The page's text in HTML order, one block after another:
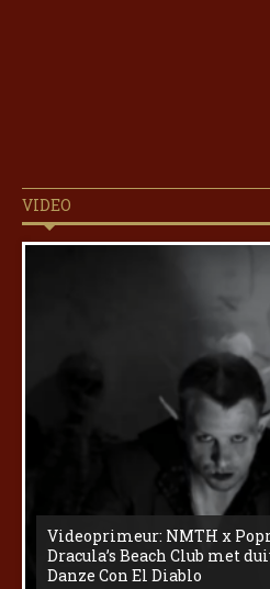
VIDEO
Videoprimeur: NMTH x
Dracula’s Beach Club met
Danze Con El Diablo